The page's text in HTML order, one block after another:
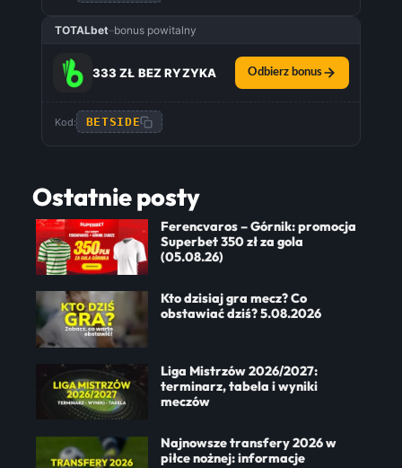
TOTALbet–bonus powitalny
333 ZŁ BEZ RYZYKA Odbierz bonus
Kod: BETSIDE
Ostatnie posty
Ferencvaros – Górnik: promocja
Superbet 350 zł za gola
(05.08.26)
Kto dzisiaj gra mecz? Co
obstawiać dziś? 5.08.2026
Liga Mistrzów 2026/2027:
terminarz, tabela i wyniki
meczów
Najnowsze transfery 2026 w
piłce nożnej: informacje